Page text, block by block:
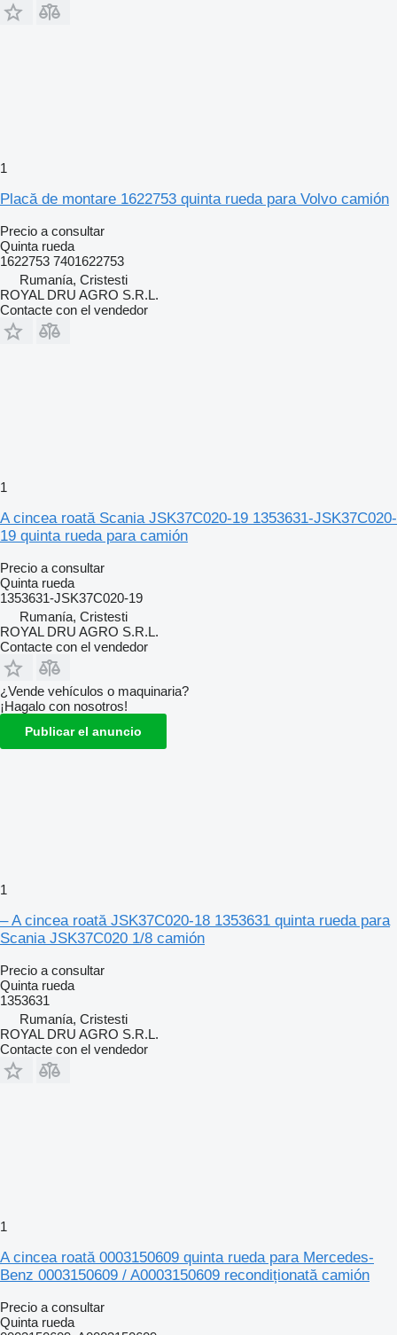
1
Placă de montare 1622753 quinta rueda para Volvo camión
Precio a consultar
Quinta rueda
1622753 7401622753
Rumanía, Cristesti
ROYAL DRU AGRO S.R.L.
Contacte con el vendedor
1
A cincea roată Scania JSK37C020-19 1353631-JSK37C020-
19 quinta rueda para camión
Precio a consultar
Quinta rueda
1353631-JSK37C020-19
Rumanía, Cristesti
ROYAL DRU AGRO S.R.L.
Contacte con el vendedor
¿Vende vehículos o maquinaria?
¡Hagalo con nosotros!
Publicar el anuncio
1
– A cincea roată JSK37C020-18 1353631 quinta rueda para
Scania JSK37C020 1/8 camión
Precio a consultar
Quinta rueda
1353631
Rumanía, Cristesti
ROYAL DRU AGRO S.R.L.
Contacte con el vendedor
1
A cincea roată 0003150609 quinta rueda para Mercedes-
Benz 0003150609 / A0003150609 recondiționată camión
Precio a consultar
Quinta rueda